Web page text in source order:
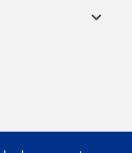
keyboard_arrow_down